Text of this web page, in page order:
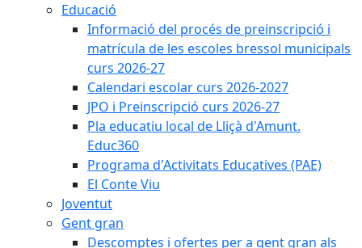
Educació
Informació del procés de preinscripció i
matrícula de les escoles bressol municipals
curs 2026-27
Calendari escolar curs 2026-2027
JPO i Preinscripció curs 2026-27
Pla educatiu local de Lliçà d'Amunt.
Educ360
Programa d'Activitats Educatives (PAE)
El Conte Viu
Joventut
Gent gran
Descomptes i ofertes per a gent gran als